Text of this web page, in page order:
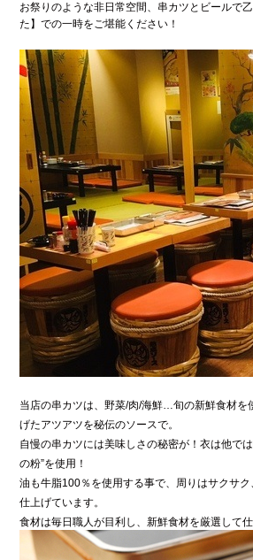
お祭りのような非日常空間、串カツとビールで
た】での一時をご堪能ください！
当店の串カツは、野菜/肉/海鮮…旬の新鮮食材を
げたアツアツを秘伝のソースで。
自慢の串カツには美味しさの秘密が！衣は他で
の粉”を使用！
油も牛脂100％を使用する事で、周りはサクサ
仕上げています。
食材は毎日職人が目利し、新鮮食材を厳選して仕